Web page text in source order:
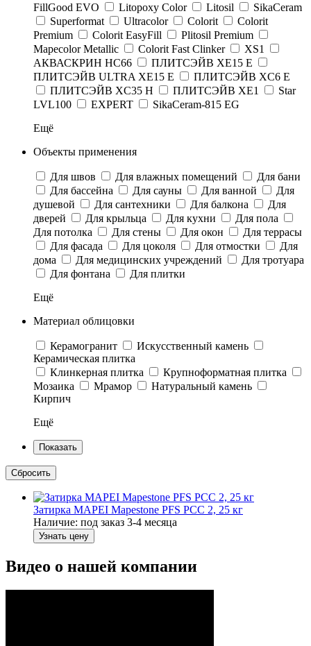
FillGood EVO
Litopoxy Color Litosil
SikaCeram
Superformat
Ultracolor Colorit
Colorit
Premium
Colorit EasyFill
Plitosil Premium
Mapecolor Metallic
Colorit Fast Clinker
XS1
АКВАСКРИН HC66
ПЛИТСЭЙВ XE15 Е
ПЛИТСЭЙВ ULTRA XE15 Е
ПЛИТСЭЙВ XC6 E
ПЛИТСЭЙВ XC35 H
ПЛИТСЭЙВ XE1
Star
LVL100
EXPERT
SikaCeram-815 EG
Ещё
Объекты применения
Для швов Для влажных помещений
Для бани
Для бассейна
Для сауны Для ванной
Для
душевой
Для сантехники Для балкона
Для
дверей
Для крыльца Для кухни
Для пола
Для потолка
Для стены Для окон
Для террасы
Для фасада
Для цоколя Для отмостки
Для
дома
Для медицинских учреждений
Для тротуара
Для фонтана
Для плитки
Ещё
Материал облицовки
Керамогранит
Искусственный камень
Керамическая плитка
Клинкерная плитка
Крупноформатная плитка
Мозаика
Мрамор
Натуральный камень
Кирпич
Ещё
Затирка MAPEI Mapestone PFS PCC 2, 25 кг
Наличие: под заказ 3-4 месяца
Узнать цену
Видео о нашей компании